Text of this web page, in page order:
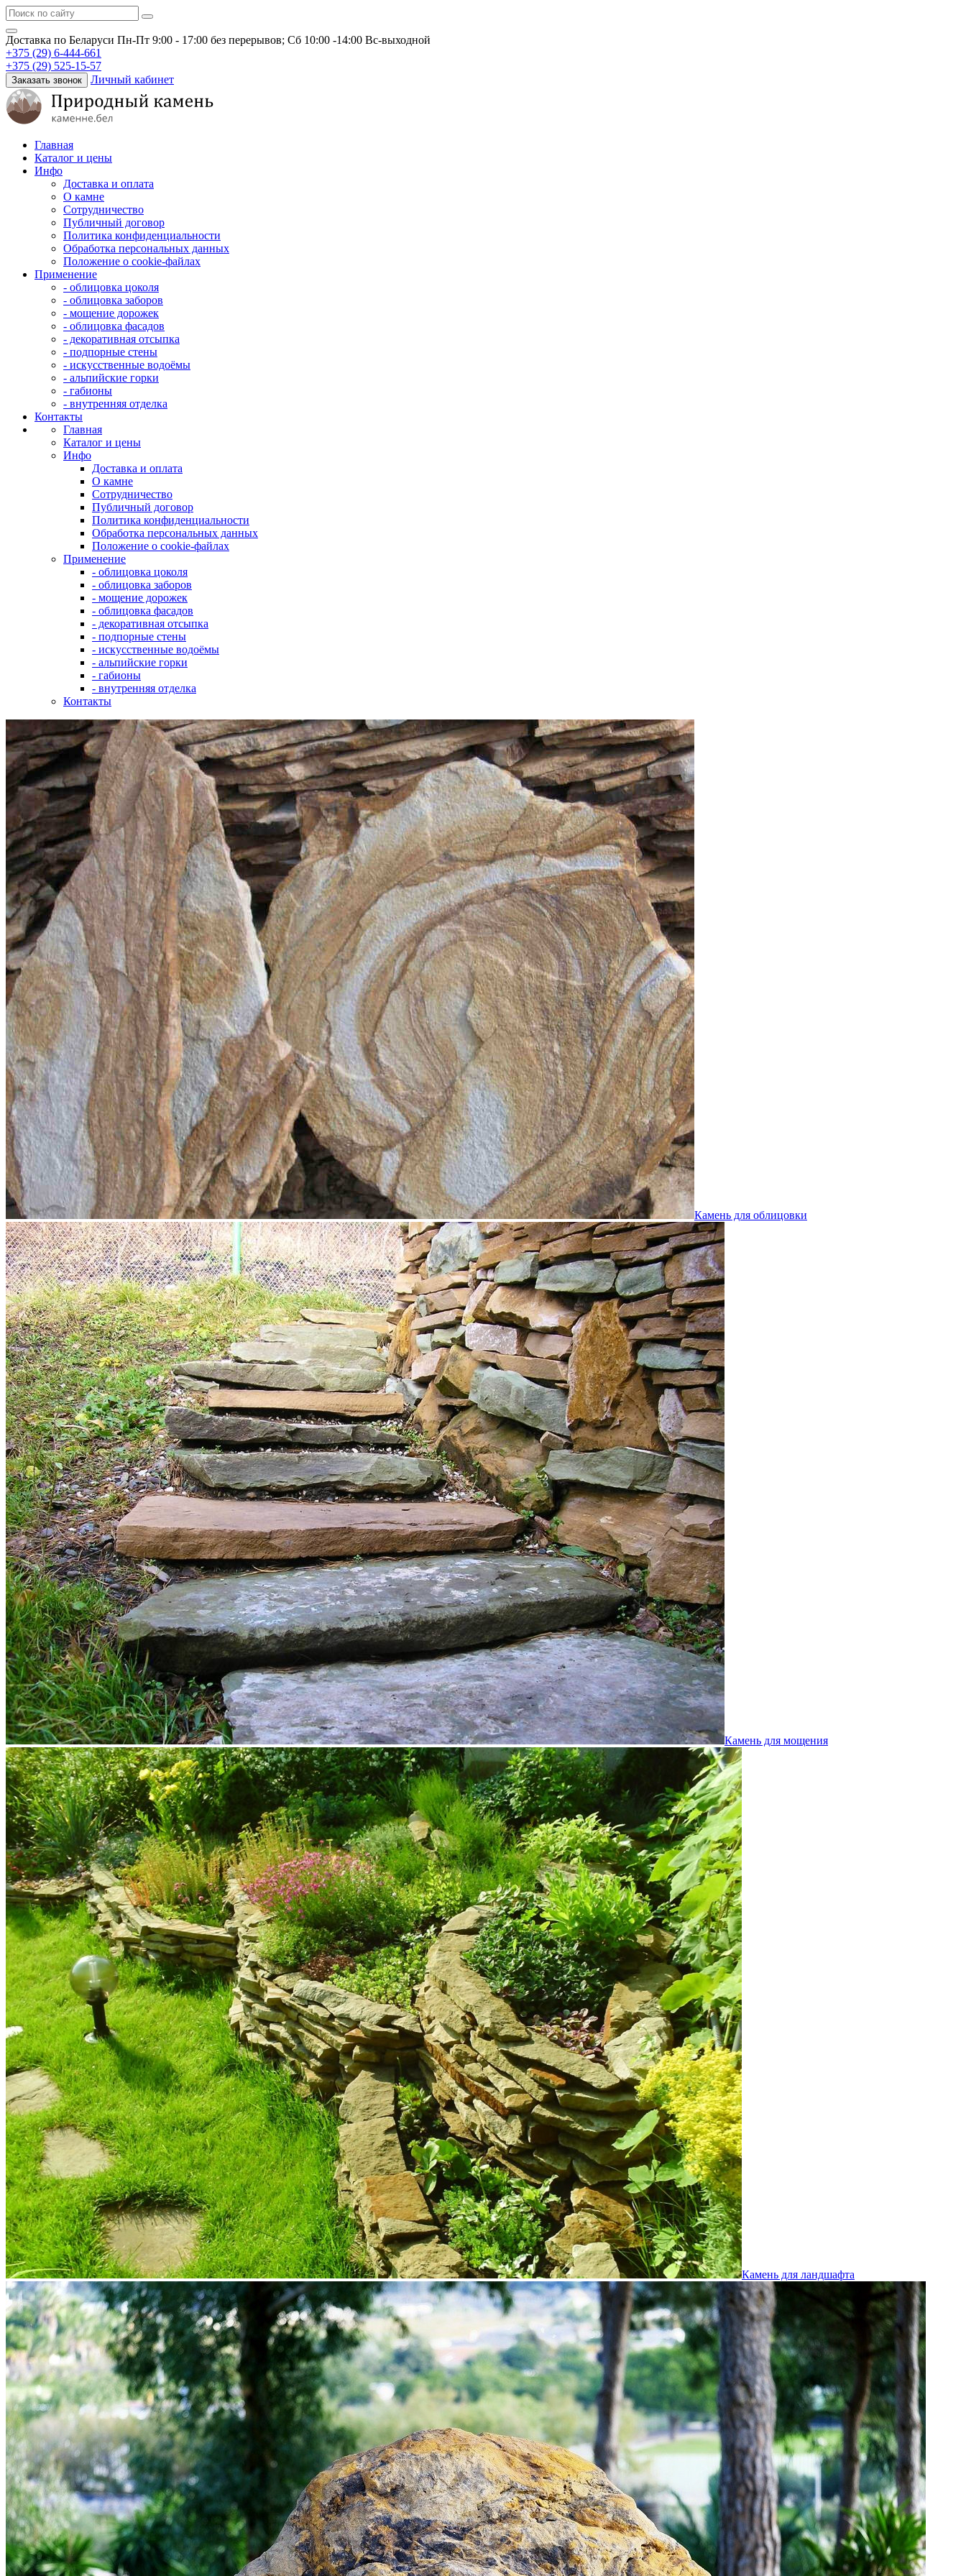
Доставка по Беларуси Пн-Пт 9:00 - 17:00 без перерывов; Сб 10:00 -14:00 Вс-выходной
+375 (29) 6-444-661
+375 (29) 525-15-57
Заказать звонок Личный кабинет
Главная
Каталог и цены
Инфо
Доставка и оплата
О камне
Сотрудничество
Публичный договор
Политика конфиденциальности
Обработка персональных данных
Положение о cookie-файлах
Применение
- облицовка цоколя
- облицовка заборов
- мощение дорожек
- облицовка фасадов
- декоративная отсыпка
- подпорные стены
- искусственные водоёмы
- альпийские горки
- габионы
- внутренняя отделка
Контакты
Главная
Каталог и цены
Инфо
Доставка и оплата
О камне
Сотрудничество
Публичный договор
Политика конфиденциальности
Обработка персональных данных
Положение о cookie-файлах
Применение
- облицовка цоколя
- облицовка заборов
- мощение дорожек
- облицовка фасадов
- декоративная отсыпка
- подпорные стены
- искусственные водоёмы
- альпийские горки
- габионы
- внутренняя отделка
Контакты
Камень для облицовки
Камень для мощения
Камень для ландшафта